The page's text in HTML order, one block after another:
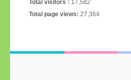
Total visitors : 17,582
Total page views: 27,364